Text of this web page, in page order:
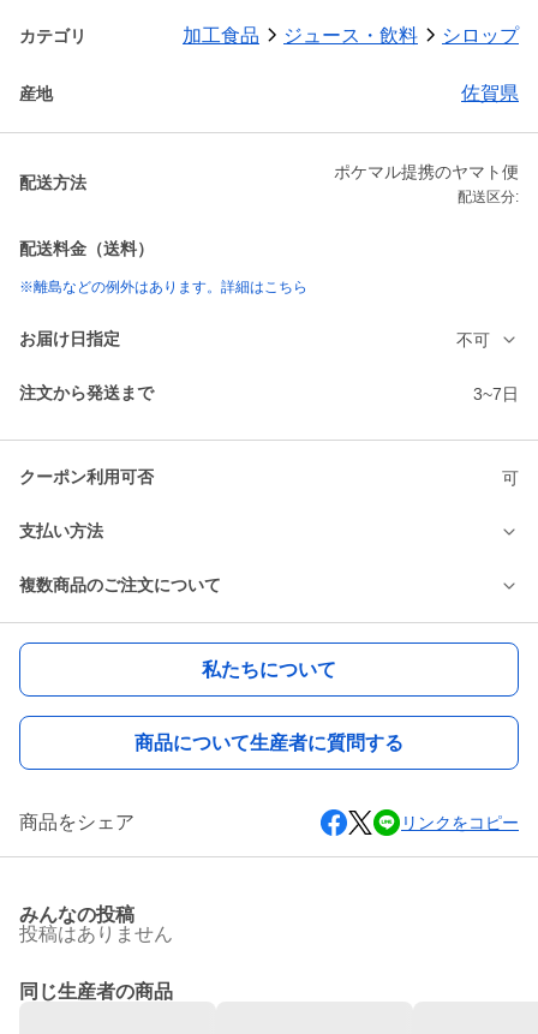
カテゴリ 加工食品 ジュース・飲料 シロップ
産地 佐賀県
配送方法
ポケマル提携のヤマト便
配送区分:
配送料金（送料）
※離島などの例外はあります。詳細はこちら
お届け日指定 不可
注文から発送まで 3~7日
クーポン利用可否 可
支払い方法
複数商品のご注文について
私たちについて
商品について生産者に質問する
商品をシェア リンクをコピー
みんなの投稿
投稿はありません
同じ生産者の商品